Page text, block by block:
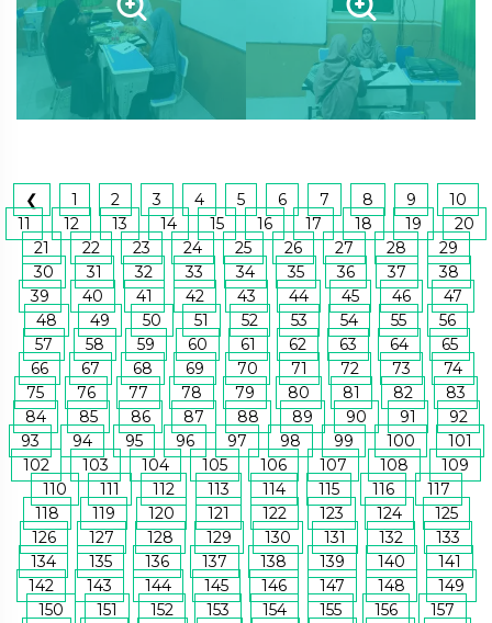
❮ 1 2 3 4 5 6 7 8 9
10
11
12 13 14 15 16 17 18 19
20
21
22 23 24 25 26 27 28
29
30
31 32 33 34 35 36 37
38
39
40 41 42 43 44 45 46
47
48
49 50 51 52 53 54 55
56
57
58 59 60 61 62 63 64
65
66
67 68 69 70 71 72 73
74
75
76 77 78 79 80 81 82
83
84
85 86 87 88 89 90 91
92
93
94 95 96 97 98 99 100
101
102
103 104 105 106 107 108
109
110
111 112 113 114 115 116
117
118
119 120 121 122 123 124
125
126
127 128 129 130 131 132
133
134
135 136 137 138 139 140
141
142
143 144 145 146 147 148
149
150
151 152 153 154 155 156
157